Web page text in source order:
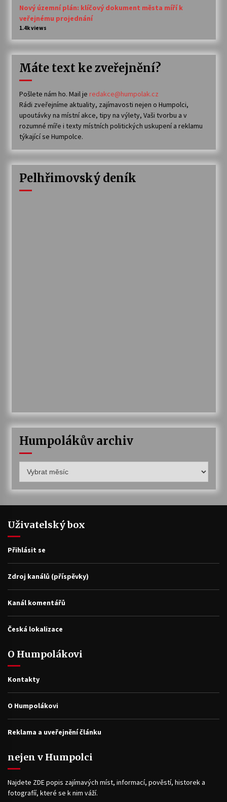
Nový územní plán: klíčový dokument města míří k
veřejnému projednání
1.4k views
Máte text ke zveřejnění?
Pošlete nám ho. Mail je redakce@humpolak.cz
Rádi zveřejníme aktuality, zajímavosti nejen o Humpolci,
upoutávky na místní akce, tipy na výlety, Vaši tvorbu a v
rozumné míře i texty místních politických uskupení a reklamu
týkající se Humpolce.
Pelhřimovský deník
Humpolákův archiv
archiv
Uživatelský box
Přihlásit se
Zdroj kanálů (příspěvky)
Kanál komentářů
Česká lokalizace
O Humpolákovi
Kontakty
O Humpolákovi
Reklama a uveřejnění článku
nejen v Humpolci
Najdete ZDE popis zajímavých míst, informací, pověstí, historek a
fotografíí, které se k nim váží.